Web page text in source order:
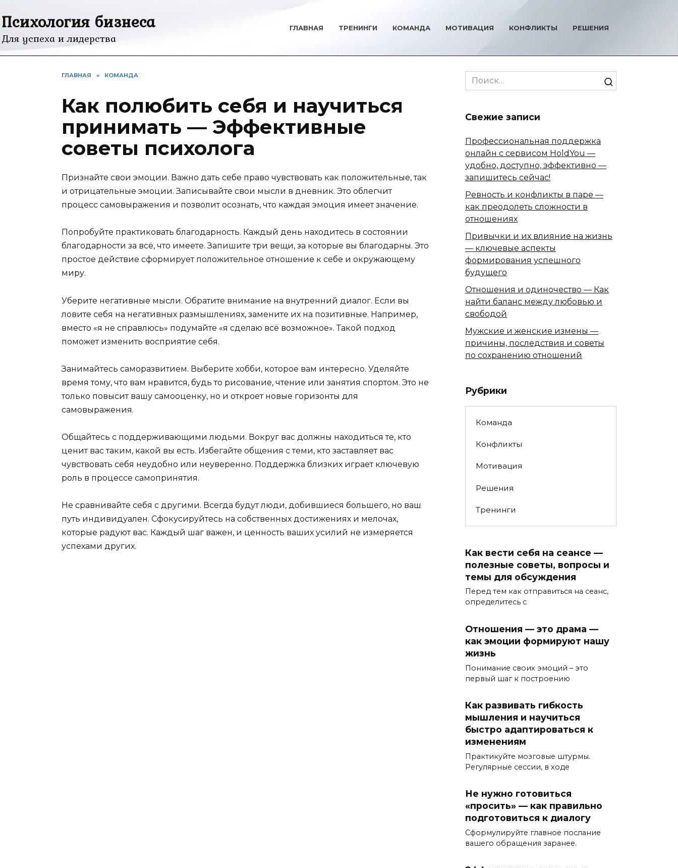
к
содержанию
Психология бизнеса
Для успеха и лидерства
ГЛАВНАЯ ТРЕНИНГИ КОМАНДА МОТИВАЦИЯ КОНФЛИКТЫ РЕШЕНИЯ
ГЛАВНАЯ » КОМАНДА
Как полюбить себя и научиться
принимать — Эффективные
советы психолога
Признайте свои эмоции. Важно дать себе право чувствовать как положительные, так
и отрицательные эмоции. Записывайте свои мысли в дневник. Это облегчит
процесс самовыражения и позволит осознать, что каждая эмоция имеет значение.
Попробуйте практиковать благодарность. Каждый день находитесь в состоянии
благодарности за всё, что имеете. Запишите три вещи, за которые вы благодарны. Это
простое действие сформирует положительное отношение к себе и окружающему
миру.
Уберите негативные мысли. Обратите внимание на внутренний диалог. Если вы
ловите себя на негативных размышлениях, замените их на позитивные. Например,
вместо «я не справлюсь» подумайте «я сделаю всё возможное». Такой подход
поможет изменить восприятие себя.
Занимайтесь саморазвитием. Выберите хобби, которое вам интересно. Уделяйте
время тому, что вам нравится, будь то рисование, чтение или занятия спортом. Это не
только повысит вашу самооценку, но и откроет новые горизонты для
самовыражения.
Общайтесь с поддерживающими людьми. Вокруг вас должны находиться те, кто
ценит вас таким, какой вы есть. Избегайте общения с теми, кто заставляет вас
чувствовать себя неудобно или неуверенно. Поддержка близких играет ключевую
роль в процессе самопринятия.
Не сравнивайте себя с другими. Всегда будут люди, добившиеся большего, но ваш
путь индивидуален. Сфокусируйтесь на собственных достижениях и мелочах,
которые радуют вас. Каждый шаг важен, и ценность ваших усилий не измеряется
успехами других.
Search
for:
Свежие записи
Профессиональная поддержка
онлайн с сервисом HoldYou —
удобно, доступно, эффективно —
запишитесь сейчас!
Ревность и конфликты в паре —
как преодолеть сложности в
отношениях
Привычки и их влияние на жизнь
— ключевые аспекты
формирования успешного
будущего
Отношения и одиночество — Как
найти баланс между любовью и
свободой
Мужские и женские измены —
причины, последствия и советы
по сохранению отношений
Рубрики
Команда
Конфликты
Мотивация
Решения
Тренинги
Как вести себя на сеансе —
полезные советы, вопросы и
темы для обсуждения
Перед тем как отправиться на сеанс,
определитесь с
Отношения — это драма —
как эмоции формируют нашу
жизнь
Понимание своих эмоций – это
первый шаг к построению
Как развивать гибкость
мышления и научиться
быстро адаптироваться к
изменениям
Практикуйте мозговые штурмы.
Регулярные сессии, в ходе
Не нужно готовиться
«просить» — как правильно
подготовиться к диалогу
Сформулируйте главное послание
вашего обращения заранее.